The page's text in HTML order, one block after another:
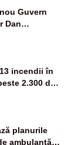
Guvern
Dan
partidele
incendii în
2.300 de
planurile
ambulanță